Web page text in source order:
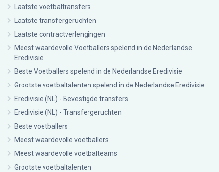
Laatste voetbaltransfers
Laatste transfergeruchten
Laatste contractverlengingen
Meest waardevolle Voetballers spelend in de Nederlandse
Eredivisie
Beste Voetballers spelend in de Nederlandse Eredivisie
Grootste voetbaltalenten spelend in de Nederlandse Eredivisie
Eredivisie (NL) - Bevestigde transfers
Eredivisie (NL) - Transfergeruchten
Beste voetballers
Meest waardevolle voetballers
Meest waardevolle voetbalteams
Grootste voetbaltalenten